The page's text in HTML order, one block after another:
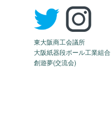
東大阪商工会議所
大阪紙器段ボール工業組合
創遊夢(交流会)